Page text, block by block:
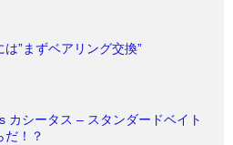
は”まずベアリング交換”
カシータス – スタンダードベイト
だ！？